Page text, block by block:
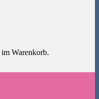
Warenkorb.